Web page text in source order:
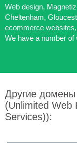
Web design,
Cheltenham,
ecommerce
We have a number of
Другие домены
(Unlimited Web
Services)):